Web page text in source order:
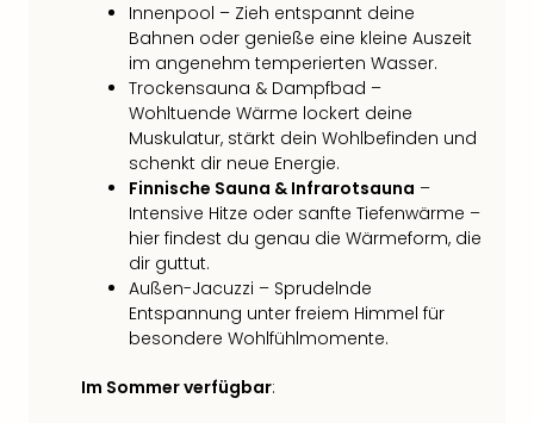
Innenpool – Zieh entspannt deine
Bahnen oder genieße eine kleine Auszeit
im angenehm temperierten Wasser.
Trockensauna & Dampfbad –
Wohltuende Wärme lockert deine
Muskulatur, stärkt dein Wohlbefinden und
schenkt dir neue Energie.
Finnische Sauna & Infrarotsauna –
Intensive Hitze oder sanfte Tiefenwärme –
hier findest du genau die Wärmeform, die
dir guttut.
Außen-Jacuzzi – Sprudelnde
Entspannung unter freiem Himmel für
besondere Wohlfühlmomente.
Im Sommer verfügbar: